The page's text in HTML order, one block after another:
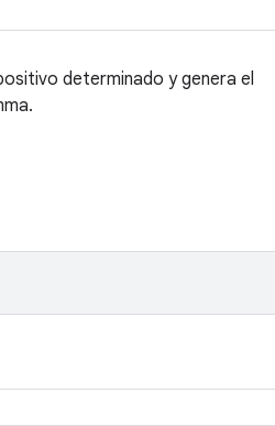
determinado y genera el